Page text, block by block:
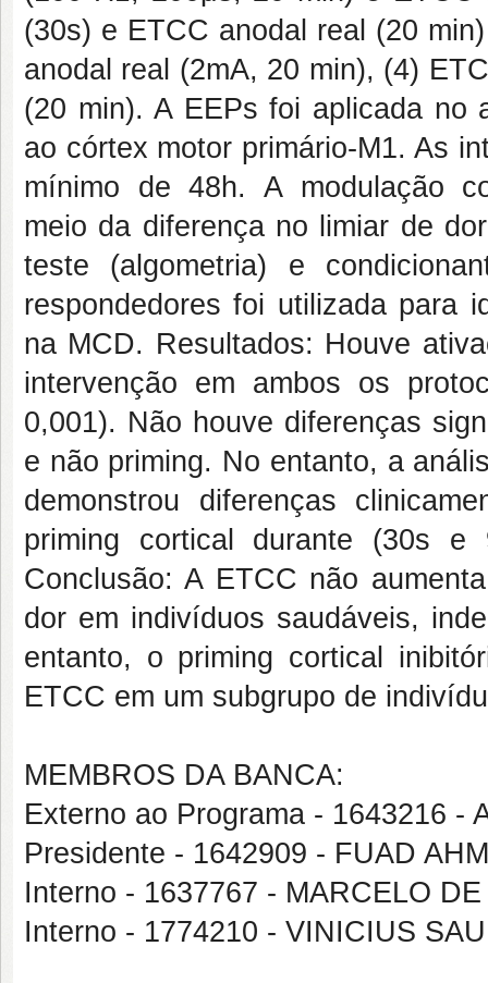
(30s) e ETCC anodal real (20
anodal real (2mA, 20 min), (4)
(20 min). A EEPs foi aplicada no
ao córtex motor primário-M1. As
mínimo de 48h. A modulação
meio da diferença no limiar de
teste (algometria) e
respondedores foi utilizada para
na MCD. Resultados: Houve
intervenção em ambos os
0,001). Não houve diferenças
e não priming. No entanto, a
demonstrou diferenças
priming cortical durante (30s e
Conclusão: A ETCC não
dor em indivíduos saudáveis,
entanto, o priming cortical
ETCC em um subgrupo de
MEMBROS DA BANCA:
Externo ao Programa - 1643216 -
Presidente - 1642909 - FUAD
Interno - 1637767 - MARCELO
Interno - 1774210 - VINICIUS